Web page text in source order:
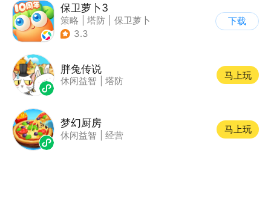
保卫萝卜3
策略 塔防
保卫萝卜
| 卡通
3.3
下载
胖兔传说
休闲益智 塔防
马上玩
梦幻厨房
休闲益智 经营
马上玩